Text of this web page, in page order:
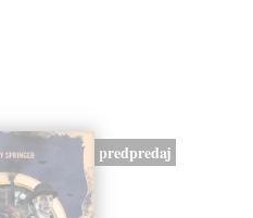
predpredaj